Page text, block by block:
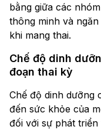
bằng giữa các
thông minh và
khi mang thai.
Chế độ dinh
đoạn thai kỳ
Chế độ dinh dưỡng
đến sức khỏe của
đối với sự phát triển